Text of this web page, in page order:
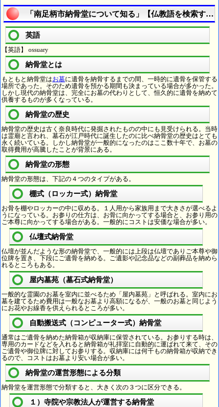
「南足柄市納骨堂について知る」【仏教語を検索する
英語
【英語】 ossuary
納骨堂とは
もともと納骨堂はお墓に遺骨を納骨するまでの間、一時的に遺骨を保管する
場所であった。そのため遺骨を預かる期間も決まっている場合が多かった。
しかし現代の納骨堂は、完全にお墓の代わりとして、恒久的に遺骨を納めて
供養するものが多くなっている。
納骨堂の歴史
納骨堂の歴史は古く奈良時代に発掘されたものの中にも見受けられる。当時
は霊廟と言われ、墓石が江戸時代に誕生したのに比べ納骨堂の歴史はとても
永く続いている。しかし納骨堂が一般的になったのはここ数十年で、お墓の
取得費用が高騰したことが背景にある。
納骨堂の形態
納骨堂の形態は、下記の４つのタイプがある。
棚式（ロッカー式）納骨堂
お骨を棚やロッカーの中に収める。１人用から家族用まで大きさが選べるよ
うになっている。お参りの仕方は、お骨に向かってする場合と、お参り用の
ご本尊に向かってする場合がある。一般的にコストは安価な場合が多い。
仏壇式納骨堂
仏壇が並んだような形の納骨堂で、一般的には上段は仏壇でありご本尊や御
位牌を置き、下段にご遺骨を納める。ご遺影や記念品などの副葬品を納めら
れるところもある。
屋内墓苑（墓石式納骨堂）
一般的な霊園のお墓を室内に並べるため「屋内墓苑」と呼ばれる。室内にお
墓を建てるため費用は一般なお墓より高額になるが、一般のお墓と同じよう
にお花やお線香を供えられるところが多い。
自動搬送式（コンピューター式）納骨堂
通常はご遺骨を納めた納骨箱が収納庫に保管されている。お参りする時は、
専用のカードなどを入れると納骨箱が礼拝室に自動的に運ばれて来て、その
ご遺骨や御位牌に対してお参りする。収納庫には何千もの納骨箱が収納でき
るので、コストはお墓より安い場合が多い。
納骨堂の運営形態による分類
納骨堂を運営形態で分類すると、大きく次の３つに区分できる。
１）寺院や宗教法人が運営する納骨堂